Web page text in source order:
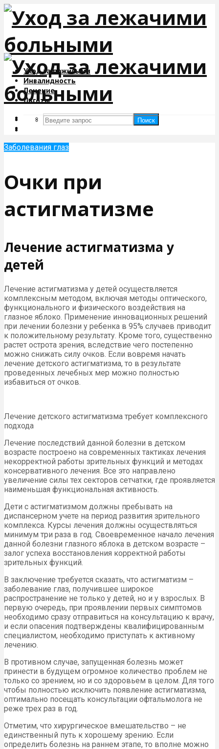
Уход за пожилыми
Инвалидность
Лечение
Льготы
Поиск
Поиск
Заболевания глаз
Очки при
астигматизме
Лечение астигматизма у
детей
Лечение астигматизма у детей осуществляется
комплексным методом, включая методы оптического,
функционального и физического воздействия на
глазное яблоко. Применение инновационных решений
при лечении болезни у ребенка в 95% случаев приводит
к положительному результату. Кроме того, существенно
растет острота зрения, вследствие чего постепенно
можно снижать силу очков. Если вовремя начать
лечение детского астигматизма, то в результате
проведенных лечебных мер можно полностью
избавиться от очков.
Лечение детского астигматизма требует комплексного
подхода
Лечение последствий данной болезни в детском
возрасте построено на современных тактиках лечения
некорректной работы зрительных функций и методах
консервативного лечения. Все это направлено
увеличение силы тех секторов сетчатки, где проявляется
наименьшая функциональная активность.
Дети с астигматизмом должны пребывать на
диспансерном учете на период развития зрительного
комплекса. Курсы лечения должны осуществляться
минимум три раза в год. Своевременное начало лечения
данной болезни глазного яблока в детском возрасте –
залог успеха восстановления корректной работы
зрительных функций.
В заключение требуется сказать, что астигматизм –
заболевание глаз, получившее широкое
распространение не только у детей, но и у взрослых. В
первую очередь, при проявлении первых симптомов
необходимо сразу отправиться на консультацию к врачу,
и если опасения подтверждены квалифицированным
специалистом, необходимо приступать к активному
лечению.
В противном случае, запущенная болезнь может
принести в будущем огромное количество проблем не
только со зрением, но и со здоровьем в целом. Для того
чтобы полностью исключить появление астигматизма,
оптимально посещать консультации офтальмолога не
реже трех раз в год.
Отметим, что хирургическое вмешательство – не
единственный путь к хорошему зрению. Если
определить болезнь на раннем этапе, то вполне можно